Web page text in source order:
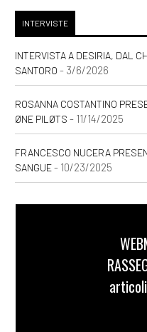
INTERVISTE
INTERVISTA A DESIRIA, DAL
SANTORO - 3/6/2026
ROSANNA COSTANTINO
ØNE PILØTS - 11/14/2025
FRANCESCO NUCERA
SANGUE- 10/23/2025